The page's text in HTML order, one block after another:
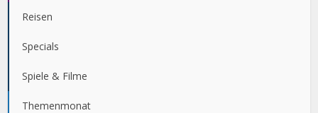
Reisen
Specials
Spiele & Filme
Themenmonat